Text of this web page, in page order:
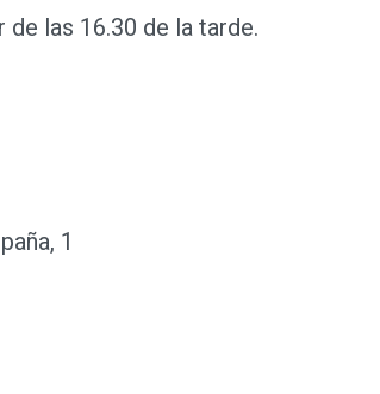
las 16.30 de la tarde.
1